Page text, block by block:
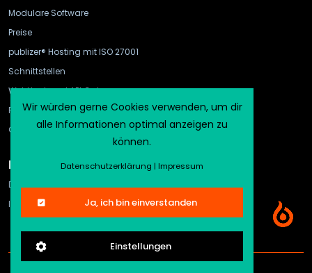
Modulare Software
Preise
publizer® Hosting mit ISO 27001
Schnittstellen
WebHook und API Gateway
FAQ
CMS-Vergleich
Rechtliches
Datenschutz
Impressum
Wir würden gerne Cookies verwenden, um dir
alle Informationen optimal anzeigen zu
können.
Datenschutzerklärung |Impressum
Ja, ich bin einverstanden
Einstellungen